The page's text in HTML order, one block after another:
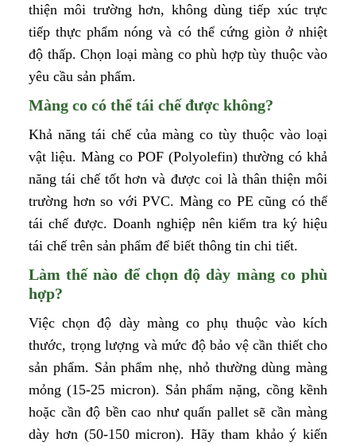
thiện môi trường hơn, không dùng tiếp xúc trực
tiếp thực phẩm nóng và có thể cứng giòn ở nhiệt
độ thấp. Chọn loại màng co phù hợp tùy thuộc vào
yêu cầu sản phẩm.
Màng co có thể tái chế được không?
Khả năng tái chế của màng co tùy thuộc vào loại
vật liệu. Màng co POF (Polyolefin) thường có khả
năng tái chế tốt hơn và được coi là thân thiện môi
trường hơn so với PVC. Màng co PE cũng có thể
tái chế được. Doanh nghiệp nên kiểm tra ký hiệu
tái chế trên sản phẩm để biết thông tin chi tiết.
Làm thế nào để chọn độ dày màng co phù
hợp?
Việc chọn độ dày màng co phụ thuộc vào kích
thước, trọng lượng và mức độ bảo vệ cần thiết cho
sản phẩm. Sản phẩm nhẹ, nhỏ thường dùng màng
mỏng (15-25 micron). Sản phẩm nặng, cồng kềnh
hoặc cần độ bền cao như quấn pallet sẽ cần màng
dày hơn (50-150 micron). Hãy tham khảo ý kiến